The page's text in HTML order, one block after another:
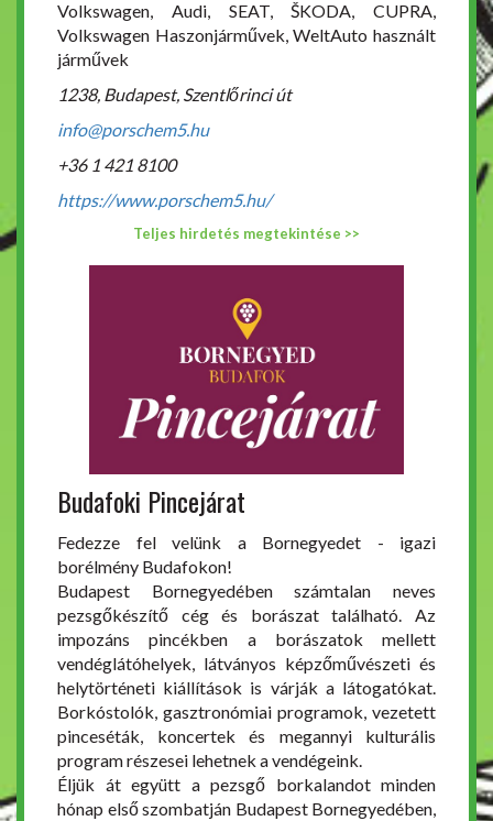
Volkswagen, Audi, SEAT, ŠKODA, CUPRA,
Volkswagen Haszonjárművek, WeltAuto használt
járművek
1238, Budapest, Szentlőrinci út
info@porschem5.hu
+36 1 421 8100
https://www.porschem5.hu/
Teljes hirdetés megtekintése >>
Budafoki Pincejárat
Fedezze fel velünk a Bornegyedet - igazi
borélmény Budafokon!
Budapest Bornegyedében számtalan neves
pezsgőkészítő cég és borászat található. Az
impozáns pincékben a borászatok mellett
vendéglátóhelyek, látványos képzőművészeti és
helytörténeti kiállítások is várják a látogatókat.
Borkóstolók, gasztronómiai programok, vezetett
pinceséták, koncertek és megannyi kulturális
program részesei lehetnek a vendégeink.
Éljük át együtt a pezsgő borkalandot minden
hónap első szombatján Budapest Bornegyedében,